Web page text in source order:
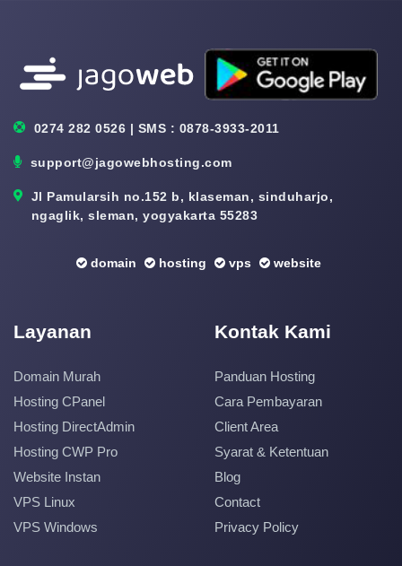
0274 282 0526 | SMS : 0878-3933-2011
support@jagowebhosting.com
Jl Pamularsih no.152 b, klaseman, sinduharjo,
ngaglik, sleman, yogyakarta 55283
domain hosting vps website
Layanan
Domain Murah
Hosting CPanel
Hosting DirectAdmin
Hosting CWP Pro
Website Instan
VPS Linux
VPS Windows
Kontak Kami
Panduan Hosting
Cara Pembayaran
Client Area
Syarat & Ketentuan
Blog
Contact
Privacy Policy